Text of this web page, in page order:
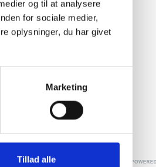
og til at analysere
for sociale medier,
oplysninger, du har givet
Marketing
Tillad alle